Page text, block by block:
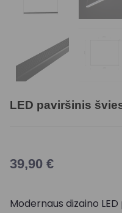
LED paviršinis
39,90 €
Modernaus dizaino